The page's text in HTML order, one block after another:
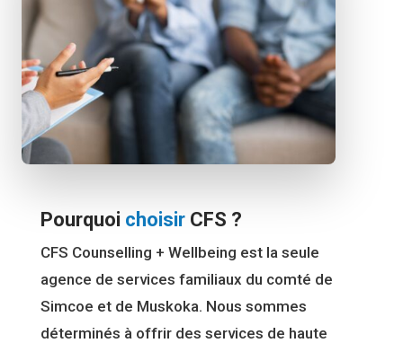
Pourquoi choisirCFS ?
CFS Counselling + Wellbeing est la seule
agence de services familiaux du comté de
Simcoe et de Muskoka. Nous sommes
déterminés à offrir des services de haute